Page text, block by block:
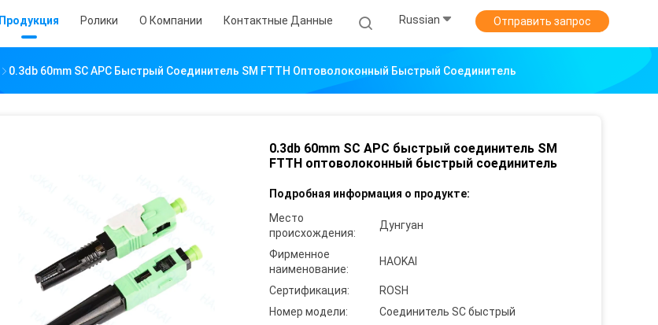
Продукция Ролики О Компании Контактные Данные Russian Отправить запрос
0.3db 60mm SC APC Быстрый Соединитель SM FTTH Оптоволоконный Быстрый Соединитель
0.3db 60mm SC APC быстрый соединитель SM
FTTH оптоволоконный быстрый соединитель
Подробная информация о продукте:
Место
происхождения:
Дунгуан
Фирменное
наименование:
HAOKAI
Сертификация:
ROSH
Номер модели:
Соединитель SC быстрый